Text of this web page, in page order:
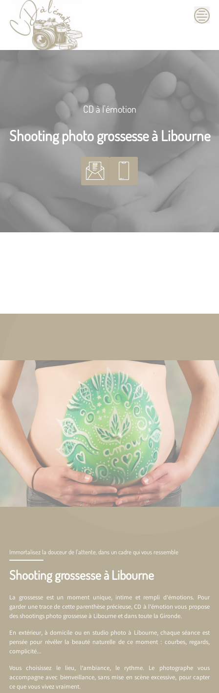
content
CD à l'émotion
Shooting photo grossesse à Libourne
Immortalisez la douceur de l'attente, dans un cadre qui vous ressemble
Shooting grossesse à Libourne
La grossesse est un moment unique, intime et rempli d’émotions. Pour
garder une trace de cette parenthèse précieuse, CD à l’émotion vous propose
des shootings photo grossesse à Libourne et dans toute la Gironde.
En extérieur, à domicile ou en studio photo à Libourne, chaque séance est
pensée pour révéler la beauté naturelle de ce moment : courbes, regards,
complicité…
Vous choisissez le lieu, l’ambiance, le rythme. Le photographe vous
accompagne avec bienveillance, sans mise en scène excessive, pour capter
ce que vous vivez vraiment.